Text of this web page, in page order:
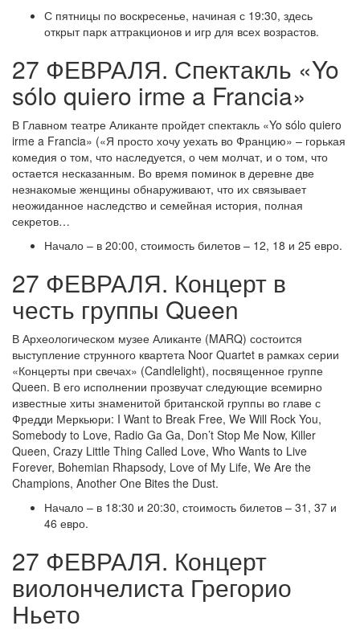
С пятницы по воскресенье, начиная с 19:30, здесь
открыт парк аттракционов и игр для всех возрастов.
27 ФЕВРАЛЯ. Спектакль «Yo
sólo quiero irme a Francia»
В Главном театре Аликанте пройдет спектакль «Yo sólo quiero
irme a Francia» («Я просто хочу уехать во Францию» – горькая
комедия о том, что наследуется, о чем молчат, и о том, что
остается несказанным. Во время поминок в деревне две
незнакомые женщины обнаруживают, что их связывает
неожиданное наследство и семейная история, полная
секретов…
Начало – в 20:00, стоимость билетов – 12, 18 и 25 евро.
27 ФЕВРАЛЯ. Концерт в
честь группы Queen
В Археологическом музее Аликанте (MARQ) состоится
выступление струнного квартета Noor Quartet в рамках серии
«Концерты при свечах» (Candlelight), посвященное группе
Queen. В его исполнении прозвучат следующие всемирно
известные хиты знаменитой британской группы во главе с
Фредди Меркьюри: I Want to Break Free, We Will Rock You,
Somebody to Love, Radio Ga Ga, Don’t Stop Me Now, Killer
Queen, Crazy Little Thing Called Love, Who Wants to Live
Forever, Bohemian Rhapsody, Love of My Life, We Are the
Champions, Another One Bites the Dust.
Начало – в 18:30 и 20:30, стоимость билетов – 31, 37 и
46 евро.
27 ФЕВРАЛЯ. Концерт
виолончелиста Грегорио
Ньето